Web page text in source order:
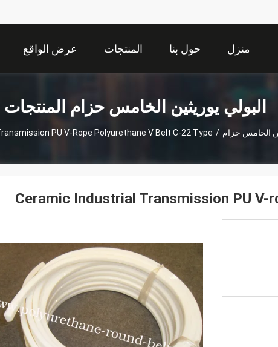
منزل حول بنا المنتجات عرض الواقع
الافتراضي
البولي يوريثين الخامس حزام المنتجات
الخامس حزام /
PU V-Rope Polyurethane V Belt C-22 Type
Ceramic Industrial Transmission PU V-